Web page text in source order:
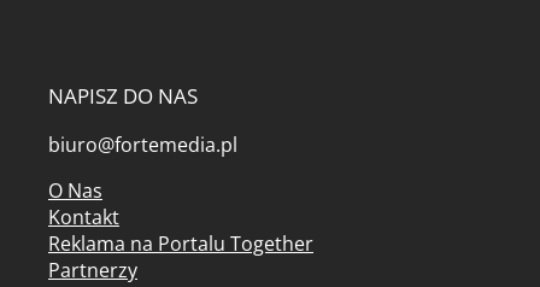
NAPISZ DO NAS
biuro@fortemedia.pl
O Nas
Kontakt
Reklama na Portalu Together
Partnerzy